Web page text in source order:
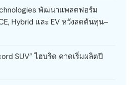
พัฒนาแพลตฟอร์ม
Hybrid และ EV หวังลดต้นทุน–
SUV” ไฮบริด คาดเริ่มผลิตปี